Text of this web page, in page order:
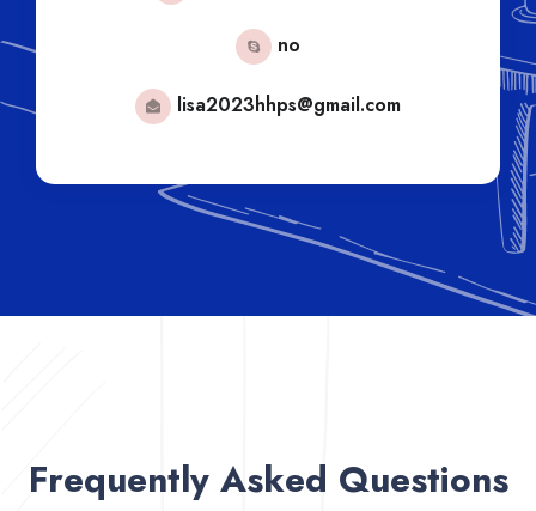
no
lisa2023hhps@gmail.com
Frequently Asked Questions